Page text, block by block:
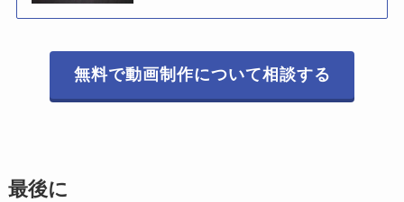
無料で動画制作について相談する
最後に